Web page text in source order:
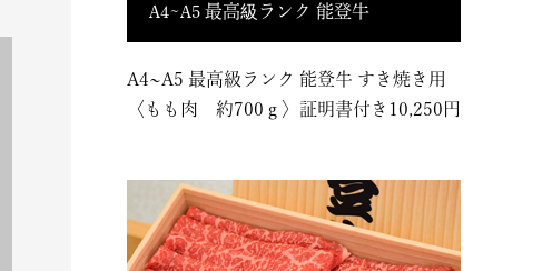
A4~A5 最高級ランク 能登牛
A4~A5 最高級ランク 能登牛 すき焼き用
〈もも肉 約700ｇ〉証明書付き10,250円